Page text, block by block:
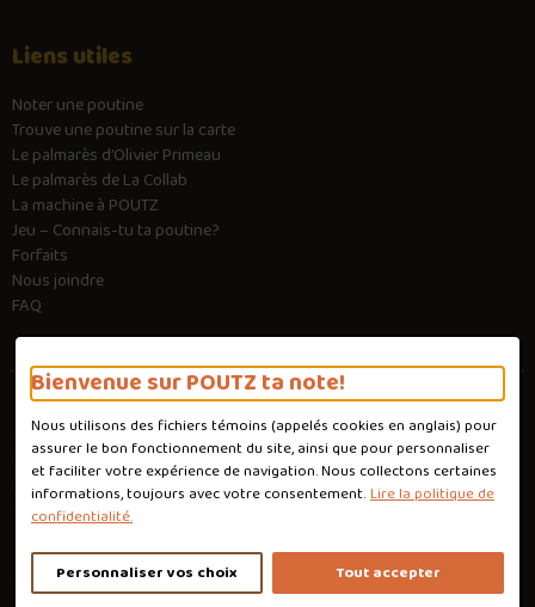
Bienvenue sur POUTZ ta note!
Nous utilisons des fichiers témoins (appelés cookies en anglais) pour
assurer le bon fonctionnement du site, ainsi que pour personnaliser
et faciliter votre expérience de navigation. Nous collectons certaines
informations, toujours avec votre consentement.Lire la politique de
confidentialité.
Personnaliser vos choix Tout accepter
Liens utiles
Noter une poutine
Trouve une poutine sur la carte
Le palmarès d’Olivier Primeau
Le palmarès de La Collab
La machine à POUTZ
Jeu – Connais-tu ta poutine?
Forfaits
Nous joindre
FAQ
Copyright © 2026
Conditions d'utilisation
Politique de confidentialité
Personnaliser les cookies
Conception :Ekloweb